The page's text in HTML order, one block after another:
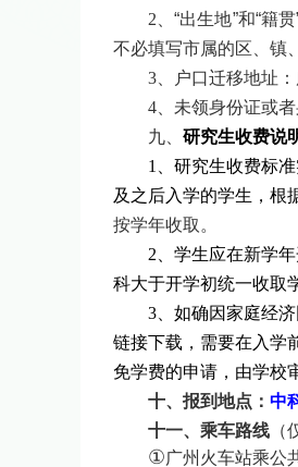
2 、“出生地”和“籍
不必填写市属的区、镇
3 、户口迁移地址
4 、未领身份证或
九、研究生收费说
1
、研究生收费标
及之后入学的学生，根
按学年收取。
2 、学生应在新学
科大于开学初统一收取
3 、如确因家庭经
链接下载，需要在入学
免学费的申请，由学校
十、报到地点：中
十一、乘车路线 （
①广州火车站乘